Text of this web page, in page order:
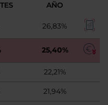
AÑO
26,83%
25,40%
22,21%
21,94%